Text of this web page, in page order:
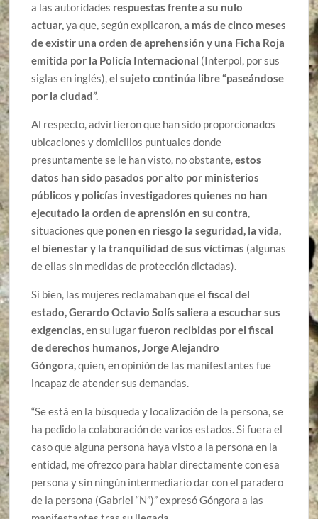
a las autoridades respuestas frente a su nulo
actuar,ya que, según explicaron,a más de cinco meses
de existir una orden de aprehensión y una Ficha Roja
emitida por la Policía Internacional (Interpol, por sus
siglas en inglés),el sujeto continúa libre “paseándose
por la ciudad”.
Al respecto, advirtieron que han sido proporcionados
ubicaciones y domicilios puntuales donde
presuntamente se le han visto, no obstante,estos
datos han sido pasados por alto por ministerios
públicos y policías investigadores quienes no han
ejecutado la orden de aprensión en su contra,
situaciones que ponen en riesgo la seguridad, la vida,
el bienestar y la tranquilidad de sus víctimas (algunas
de ellas sin medidas de protección dictadas).
Si bien, las mujeres reclamaban queel fiscal del
estado, Gerardo Octavio Solís saliera a escuchar sus
exigencias,en su lugarfueron recibidas por el fiscal
de derechos humanos, Jorge Alejandro
Góngora,quien, en opinión de las manifestantes fue
incapaz de atender sus demandas.
“Se está en la búsqueda y localización de la persona, se
ha pedido la colaboración de varios estados. Si fuera el
caso que alguna persona haya visto a la persona en la
entidad, me ofrezco para hablar directamente con esa
persona y sin ningún intermediario dar con el paradero
de la persona (Gabriel “N”)” expresó Góngora a las